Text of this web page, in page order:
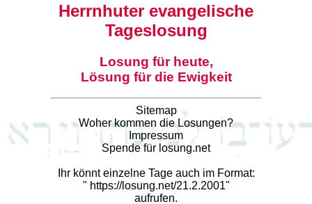
Herrnhuter evangelische
Tageslosung
Losung für heute,
Lösung für die Ewigkeit
Sitemap
Woher kommen die Losungen?
Impressum
Spende für losung.net
Ihr könnt einzelne Tage auch im Format:
" https://losung.net/21.2.2001"
aufrufen.